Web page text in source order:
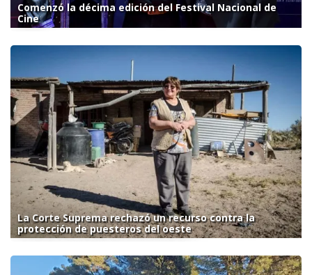
Comenzó la décima edición del Festival Nacional de
Cine
La Corte Suprema rechazó un recurso contra la
protección de puesteros del oeste